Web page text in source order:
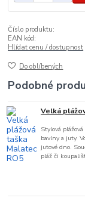
Číslo produktu:
EAN kód:
Hlídat cenu / dostupnost
Do oblíbených
Podobné
Velká
Stylová
bavlny a juty.
jutové dno.
pláž či